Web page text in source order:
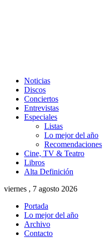
Noticias
Discos
Conciertos
Entrevistas
Especiales
Listas
Lo mejor del año
Recomendaciones
Cine, TV & Teatro
Libros
Alta Definición
viernes , 7 agosto 2026
Portada
Lo mejor del año
Archivo
Contacto